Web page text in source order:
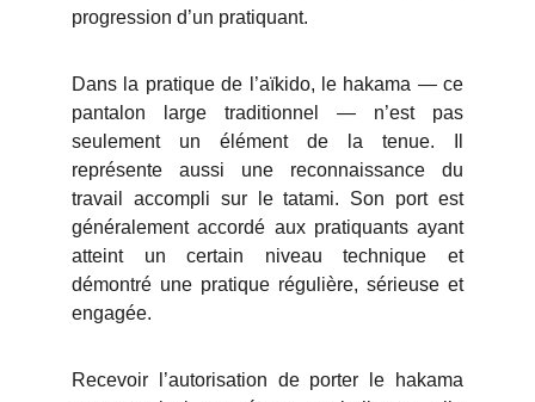
progression d’un pratiquant.
Dans la pratique de l’aïkido, le hakama — ce
pantalon large traditionnel — n’est pas
seulement un élément de la tenue. Il
représente aussi une reconnaissance du
travail accompli sur le tatami. Son port est
généralement accordé aux pratiquants ayant
atteint un certain niveau technique et
démontré une pratique régulière, sérieuse et
engagée.
Recevoir l’autorisation de porter le hakama